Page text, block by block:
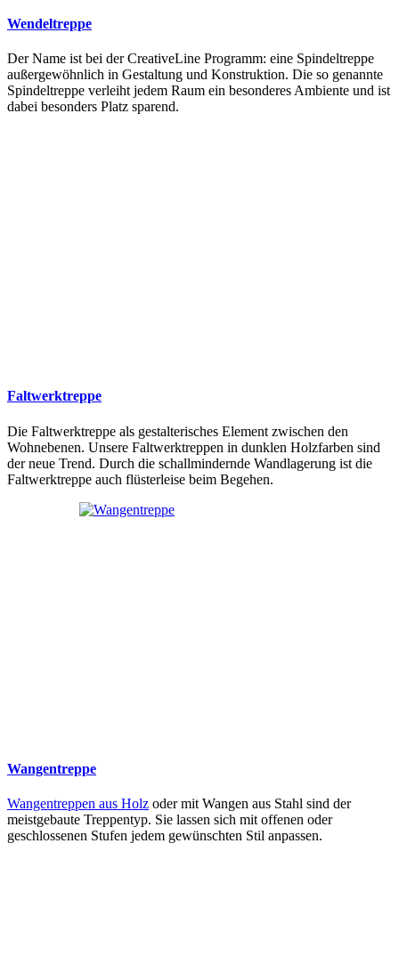
Wendeltreppe
Der Name ist bei der CreativeLine Programm: eine Spindeltreppe
außergewöhnlich in Gestaltung und Konstruktion. Die so genannte
Spindeltreppe verleiht jedem Raum ein besonderes Ambiente und ist
dabei besonders Platz sparend.
Faltwerktreppe
Die Faltwerktreppe als gestalterisches Element zwischen den
Wohnebenen. Unsere Faltwerktreppen in dunklen Holzfarben sind
der neue Trend. Durch die schallmindernde Wandlagerung ist die
Faltwerktreppe auch flüsterleise beim Begehen.
Wangentreppe
Wangentreppen aus Holz oder mit Wangen aus Stahl sind der
meistgebaute Treppentyp. Sie lassen sich mit offenen oder
geschlossenen Stufen jedem gewünschten Stil anpassen.